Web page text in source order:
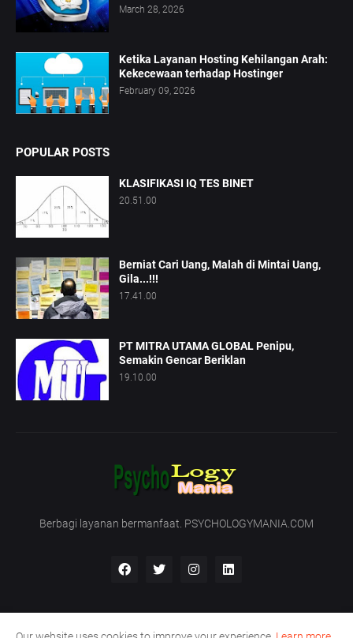
March 28, 2026
Ketika Layanan Hosting Kehilangan Arah:
Kekecewaan terhadap Hostinger
February 09, 2026
POPULAR POSTS
KLASIFIKASI IQ TES BINET
20.51.00
Berniat Cari Uang, Malah di Mintai Uang,
Gila...!!!
17.41.00
PT MITRA UTAMA GLOBAL Penipu,
Semakin Gencar Beriklan
19.10.00
Berbagi layanan bermanfaat. PSYCHOLOGYMANIA.COM